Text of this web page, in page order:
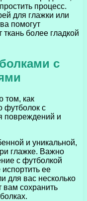
процесс.
для глажки или
помогут
более гладкой
с
том, как
футболок с
повреждений и
и уникальной,
глажке. Важно
с футболкой
ее
для вас несколько
вам сохранить